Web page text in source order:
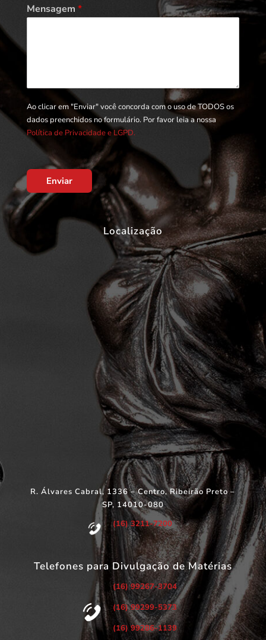
Mensagem *
Ao clicar em "Enviar" você concorda com o uso de TODOS os
dados preenchidos no formulário. Por favor leia a nossa
Política de Privacidade e LGPD.
Enviar
Localização
R. Álvares Cabral, 1336 – Centro, Ribeirão Preto –
SP, 14010-080
(16) 3211-7200
Telefones para Divulgação de Matérias
(16) 99267-3704
(16) 99299-5373
(16) 99286-1139